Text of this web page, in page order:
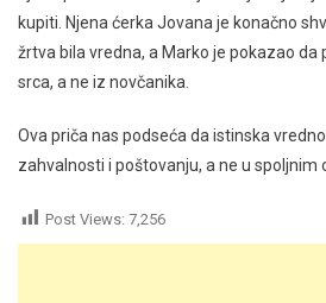
kupiti. Njena ćerka Jovana je konačno
žrtva bila vredna, a Marko je pokazao da
srca, a ne iz novčanika.
Ova priča nas podseća da istinska
zahvalnosti i poštovanju, a ne u spoljnim
Post Views: 7,256